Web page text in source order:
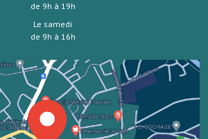
de 9h à 19h
Le samedi
de 9h à 16h